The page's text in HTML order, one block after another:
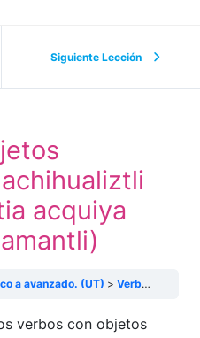
Siguiente Lección
acquiya
a avanzado. (UT) Verbos con objetos específicos (Tlachihualiztli tlen quimanextia acquiya quichihua ce tlamantli)
verbos con objetos